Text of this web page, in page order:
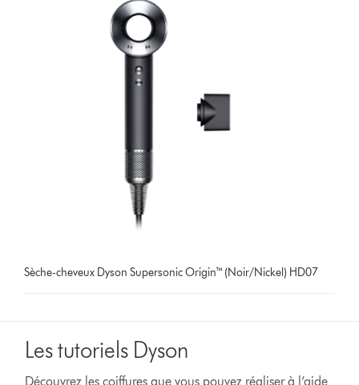
Sèche-cheveux Dyson Supersonic Origin™ (Noir/Nickel) HD07
Les tutoriels Dyson
Découvrez les coiffures que vous pouvez réaliser à l’aide